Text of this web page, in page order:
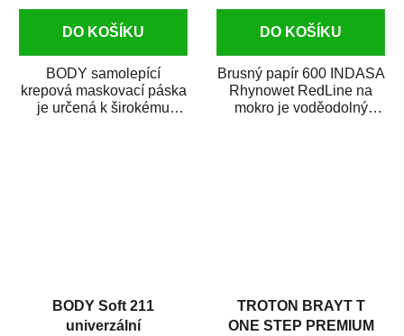
DO KOŠÍKU
BODY samolepící
krepová maskovací páska
je určená k širokému
DO KOŠÍKU
Brusný papír 600 INDASA
Rhynowet RedLine na
mokro je voděodolný
BODY Soft 211
univerzální
TROTON BRAYT T
ONE STEP PREMIUM